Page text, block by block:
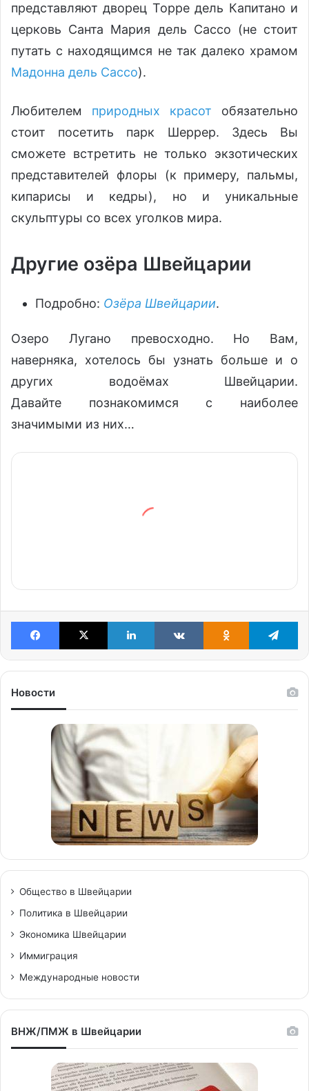
представляют дворец Торре дель Капитано и
церковь Санта Мария дель Сассо (не стоит
путать с находящимся не так далеко храмом
Мадонна дель Сассо).
Любителем природных красот обязательно
стоит посетить парк Шеррер. Здесь Вы
сможете встретить не только экзотических
представителей флоры (к примеру, пальмы,
кипарисы и кедры), но и уникальные
скульптуры со всех уголков мира.
Другие озёра Швейцарии
Подробно: Озёра Швейцарии.
Озеро Лугано превосходно. Но Вам,
наверняка, хотелось бы узнать больше и о
других водоёмах Швейцарии.
Давайте познакомимся с наиболее
значимыми из них…
Facebook X LinkedIn VKontakteOdnoklassniki
Новости
Общество в Швейцарии
Политика в Швейцарии
Экономика Швейцарии
Иммиграция
Международные новости
ВНЖ/ПМЖ в Швейцарии